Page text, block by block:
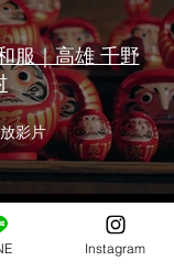
服｜高雄 千野
影片
多 Instagram